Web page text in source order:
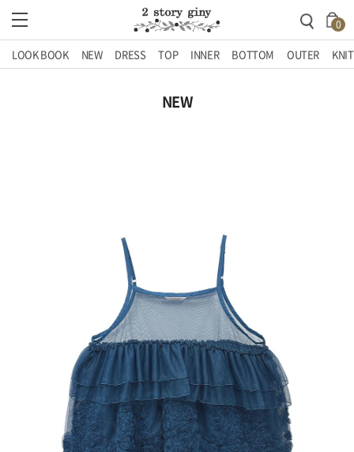
0
LOOK BOOK NEW DRESS TOP INNER BOTTOM OUTER KNIT
NEW